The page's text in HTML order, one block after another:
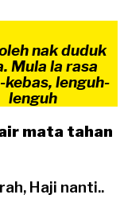
nak duduk
Mula la rasa
kebas, lenguh-
lenguh
mata tahan
Haji nanti..